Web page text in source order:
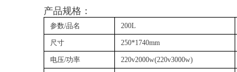
产品规格：
参数/品名 200L
尺寸 250*1740mm
电压/功率 220v2000w(220v3000w)